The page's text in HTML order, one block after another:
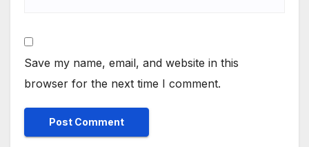
Save my name, email, and website in this
browser for the next time I comment.